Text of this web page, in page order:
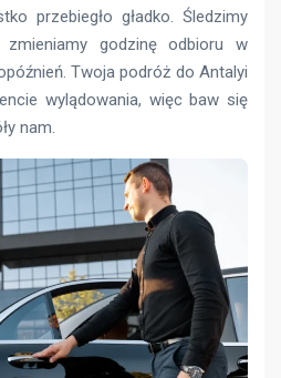
przebiegło gładko. Śledzimy
godzinę odbioru w
Twoja podróż do Antalyi
wylądowania, więc baw się
nam.